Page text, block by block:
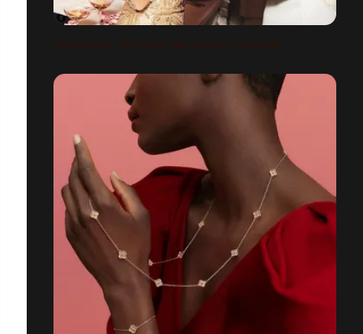
KILIAN PARIS - LE ROUGE PARFUM 360° CAMPAIGN